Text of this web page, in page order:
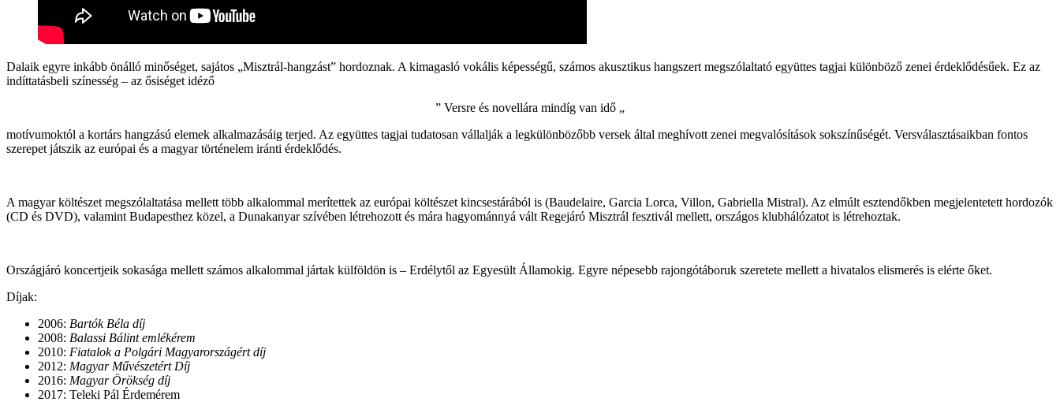
Dalaik egyre inkább önálló minőséget, sajátos „Misztrál-hangzást” hordoznak. A kimagasló vokális képességű, számos akusztikus hangszert megszólaltató együttes tagjai különböző zenei érdeklődésűek. Ez az
indíttatásbeli színesség – az ősiséget idéző
” Versre és novellára mindíg van idő „
motívumoktól a kortárs hangzású elemek alkalmazásáig terjed. Az együttes tagjai tudatosan vállalják a legkülönbözőbb versek által meghívott zenei megvalósítások sokszínűségét. Versválasztásaikban fontos
szerepet játszik az európai és a magyar történelem iránti érdeklődés.
A magyar költészet megszólaltatása mellett több alkalommal merítettek az európai költészet kincsestárából is (Baudelaire, Garcia Lorca, Villon, Gabriella Mistral). Az elmúlt esztendőkben megjelentetett hordozók
(CD és DVD), valamint Budapesthez közel, a Dunakanyar szívében létrehozott és mára hagyománnyá vált Regejáró Misztrál fesztivál mellett, országos klubhálózatot is létrehoztak.
Országjáró koncertjeik sokasága mellett számos alkalommal jártak külföldön is – Erdélytől az Egyesült Államokig. Egyre népesebb rajongótáboruk szeretete mellett a hivatalos elismerés is elérte őket.
Díjak:
2006: Bartók Béla díj
2008: Balassi Bálint emlékérem
2010: Fiatalok a Polgári Magyarországért díj
2012: Magyar Művészetért Díj
2016: Magyar Örökség díj
2017: Teleki Pál Érdemérem